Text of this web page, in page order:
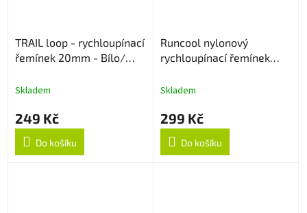
TRAIL loop - rychloupínací
řemínek 20mm - Bílo/
Skladem
249 Kč
Do košíku
Runcool nylonový
rychloupínací řemínek
Skladem
299 Kč
Do košíku